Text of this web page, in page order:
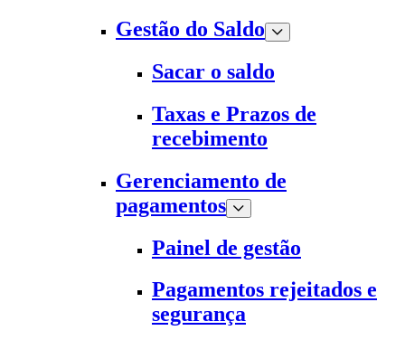
Gestão do Saldo
Sacar o saldo
Taxas e Prazos de
recebimento
Gerenciamento de
pagamentos
Painel de gestão
Pagamentos rejeitados e
segurança